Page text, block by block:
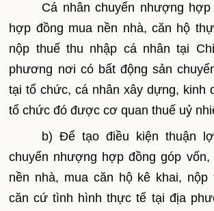
Cá nhân chuyển nhượng
hợp đồng mua nền nhà, căn hộ
nộp thuế thu nhập cá nhân tại
phương nơi có bất động sản
tại tổ chức, cá nhân xây dựng, kinh
tổ chức đó được cơ quan thuế uỷ
b) Để tạo điều kiện thuận
chuyển nhượng hợp đồng góp
nền nhà, mua căn hộ kê khai, nộp
căn cứ tình hình thực tế tại địa